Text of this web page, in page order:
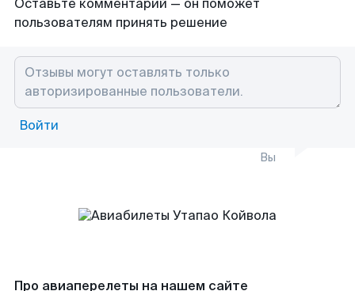
Оставьте комментарий — он поможет
пользователям принять решение
Войти
Вы
Про авиаперелеты на нашем сайте